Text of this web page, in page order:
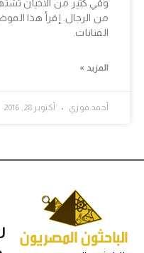
وفي كثير من الأحيان
من الرجال. إقرأ هذا
الفنانات.
المزيد »
أحمد فوزي أكتوبر 28, 2016